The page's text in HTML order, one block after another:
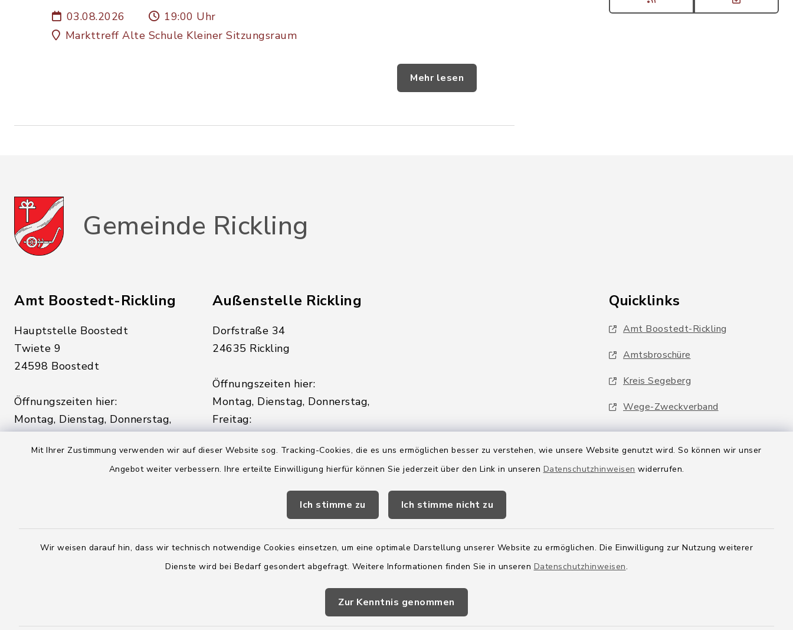
Mit Ihrer Zustimmung verwenden wir auf dieser Website sog. Tracking-Cookies, die es uns ermöglichen besser zu verstehen, wie unsere Website genutzt wird. So können wir unser
Angebot weiter verbessern. Ihre erteilte Einwilligung hierfür können Sie jederzeit über den Link in unseren Datenschutzhinweisen widerrufen.
Ich stimme zu Ich stimme nicht zu
Wir weisen darauf hin, dass wir technisch notwendige Cookies einsetzen, um eine optimale Darstellung unserer Website zu ermöglichen. Die Einwilligung zur Nutzung weiterer
Dienste wird bei Bedarf gesondert abgefragt. Weitere Informationen finden Sie in unseren Datenschutzhinweisen.
Zur Kenntnis genommen
03.08.2026
19:00 Uhr
Markttreff Alte Schule Kleiner Sitzungsraum
Mehr lesen
Gemeinde Rickling
Amt Boostedt-Rickling
Hauptstelle Boostedt
Twiete 9
24598 Boostedt
Öffnungszeiten hier:
Montag, Dienstag, Donnerstag,
08:00 - 12:00 Uhr
04393 9976-0
04393 9976-50
Außenstelle Rickling
Dorfstraße 34
24635 Rickling
Öffnungszeiten hier:
Montag, Dienstag, Donnerstag,
Freitag:
sowie zusätzlich am Donnerstag:
14:00 - 18:00 Uhr
04328 179-0
info@amt-boostedt-
rickling.de
Quicklinks
Amt Boostedt-Rickling
Amtsbroschüre
Kreis Segeberg
Wege-Zweckverband